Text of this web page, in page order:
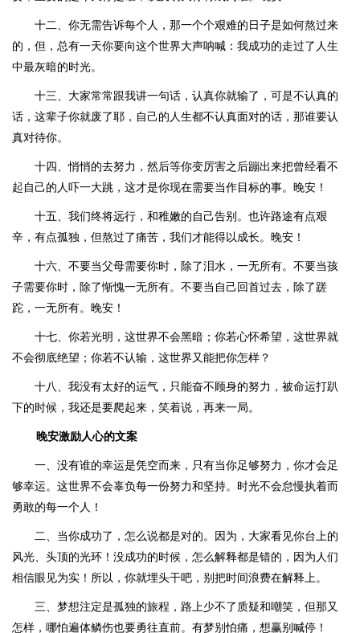
十二、你无需告诉每个人，那一个个艰难的日子是如何熬过来
的，但，总有一天你要向这个世界大声呐喊：我成功的走过了人生
中最灰暗的时光。
十三、大家常常跟我讲一句话，认真你就输了，可是不认真的
话，这辈子你就废了耶，自己的人生都不认真面对的话，那谁要认
真对待你。
十四、悄悄的去努力，然后等你变厉害之后蹦出来把曾经看不
起自己的人吓一大跳，这才是你现在需要当作目标的事。晚安！
十五、我们终将远行，和稚嫩的自己告别。也许路途有点艰
辛，有点孤独，但熬过了痛苦，我们才能得以成长。晚安！
十六、不要当父母需要你时，除了泪水，一无所有。不要当孩
子需要你时，除了惭愧一无所有。不要当自己回首过去，除了蹉
跎，一无所有。晚安！
十七、你若光明，这世界不会黑暗；你若心怀希望，这世界就
不会彻底绝望；你若不认输，这世界又能把你怎样？
十八、我没有太好的运气，只能奋不顾身的努力，被命运打趴
下的时候，我还是要爬起来，笑着说，再来一局。
晚安激励人心的文案
一、没有谁的幸运是凭空而来，只有当你足够努力，你才会足
够幸运。这世界不会辜负每一份努力和坚持。时光不会怠慢执着而
勇敢的每一个人！
二、当你成功了，怎么说都是对的。因为，大家看见你台上的
风光、头顶的光环！没成功的时候，怎么解释都是错的，因为人们
相信眼见为实！所以，你就埋头干吧，别把时间浪费在解释上。
三、梦想注定是孤独的旅程，路上少不了质疑和嘲笑，但那又
怎样，哪怕遍体鳞伤也要勇往直前。有梦别怕痛，想赢别喊停！